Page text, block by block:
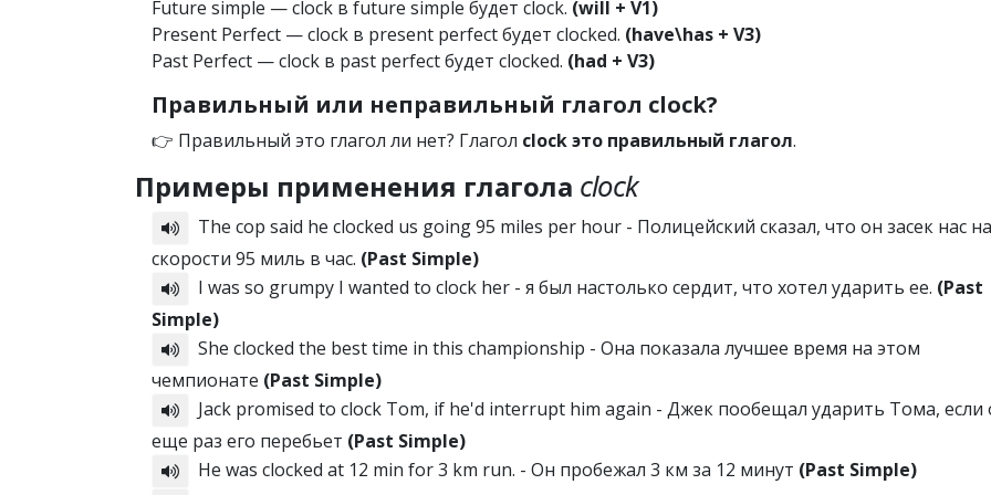
Future simple — clock в future simple будет clock. (will + V1)
Present Perfect — clock в present perfect будет clocked. (have\has + V3)
Past Perfect — clock в past perfect будет clocked. (had + V3)
Правильный или неправильный глагол clock?
👉 Правильный это глагол ли нет? Глагол clock это правильный глагол.
Примеры применения глагола clock
The cop said he clocked us going 95 miles per hour - Полицейский сказал, что он засек нас на
скорости 95 миль в час. (Past Simple)
I was so grumpy I wanted to clock her - я был настолько сердит, что хотел ударить ее. (Past
Simple)
She clocked the best time in this championship - Она показала лучшее время на этом
чемпионате (Past Simple)
Jack promised to clock Tom, if he'd interrupt him again - Джек пообещал ударить Тома, если
еще раз его перебьет (Past Simple)
He was clocked at 12 min for 3 km run. - Он пробежал 3 км за 12 минут (Past Simple)